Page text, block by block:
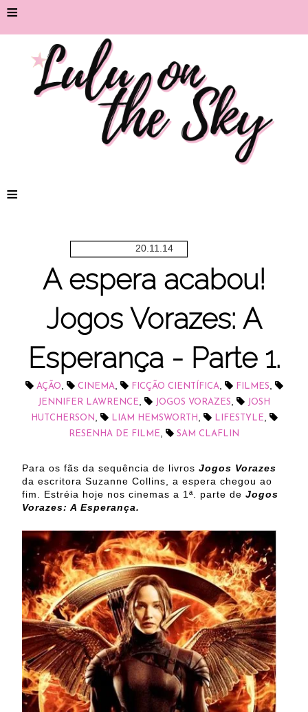
≡
≡
20.11.14
A espera acabou!
Jogos Vorazes: A
Esperança - Parte 1.
AÇÃO, CINEMA, FICÇÃO CIENTÍFICA, FILMES,
JENNIFER LAWRENCE, JOGOS VORAZES,
JOSH
HUTCHERSON, LIAM HEMSWORTH , LIFESTYLE,
RESENHA DE FILME, SAM CLAFLIN
Para os fãs da sequência de livros Jogos Vorazes
da escritora Suzanne Collins, a espera chegou ao
fim. Estréia hoje nos cinemas a 1ª. parte de Jogos
Vorazes: A Esperança.